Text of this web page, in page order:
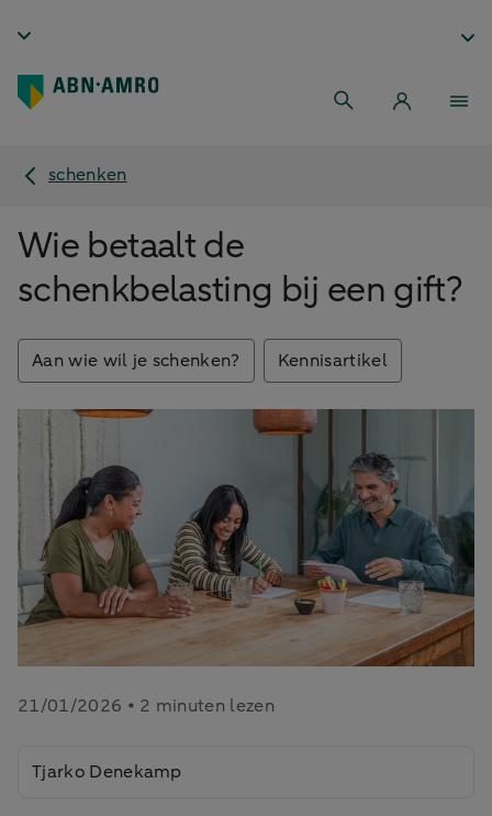
schenken
Wie betaalt de
schenkbelasting bij een gift?
Aan wie wil je schenken? Kennisartikel
21/01/2026 • 2 minuten lezen
Tjarko Denekamp